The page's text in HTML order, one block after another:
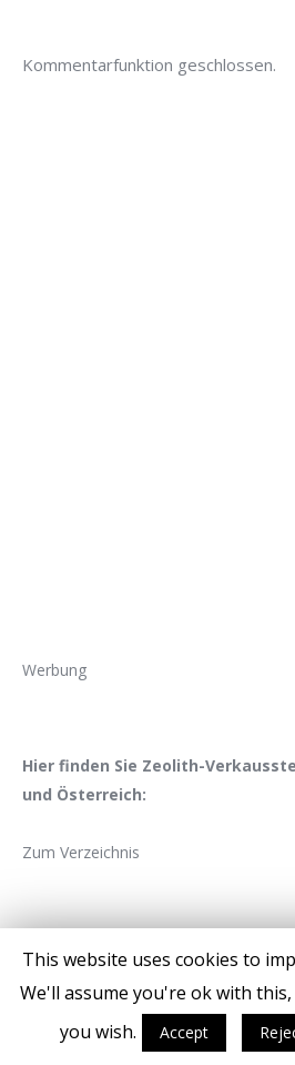
Kommentarfunktion geschlossen.
Werbung
Hier finden Sie Zeolith-
und Österreich:
Zum Verzeichnis
This website uses cookies to
We'll assume you're ok with
you wish.
Accept